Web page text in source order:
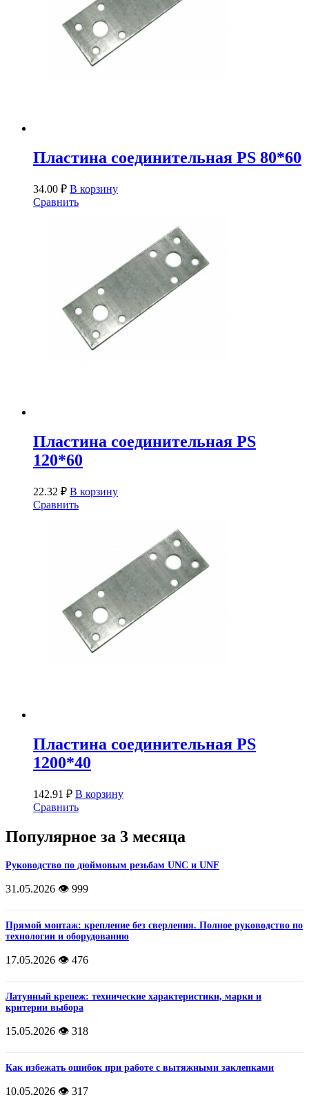
Пластина соединительная PS 80*60
34.00 ₽ В корзину
Сравнить
Пластина соединительная PS
120*60
22.32 ₽ В корзину
Сравнить
Пластина соединительная PS
1200*40
142.91 ₽ В корзину
Сравнить
Популярное за 3 месяца
Руководство по дюймовым резьбам UNC и UNF
31.05.2026 👁️ 999
Прямой монтаж: крепление без сверления. Полное руководство по
технологии и оборудованию
17.05.2026 👁️ 476
Латунный крепеж: технические характеристики, марки и
критерии выбора
15.05.2026 👁️ 318
Как избежать ошибок при работе с вытяжными заклепками
10.05.2026 👁️ 317